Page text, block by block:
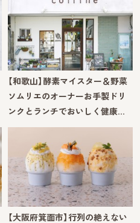
【和歌山】酵素マイスター＆野菜
ソムリエのオーナーお手製ドリ
ンクとランチでおいしく健康…
【大阪府箕面市】行列の絶えない